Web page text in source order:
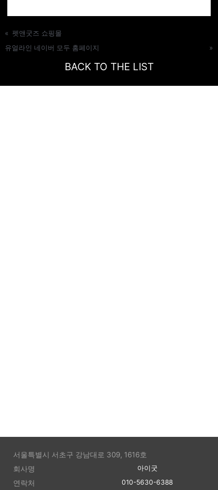
« 펫앤굿즈 쇼핑몰
유얼라인 네이버 모두 홈페이지
»
BACK TO THE LIST
서울특별시 서초구 강남대로 309, 1616호
회사명
아이굿
연락처 010-5630-6388